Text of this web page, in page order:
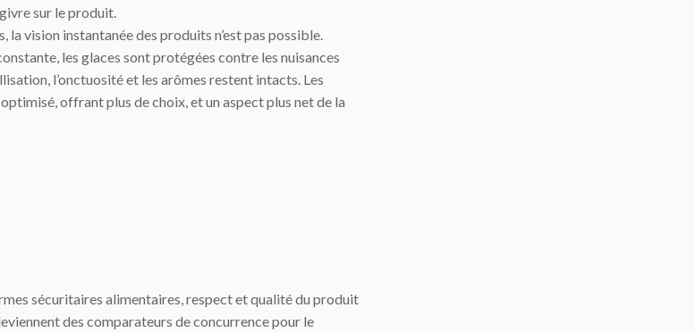
sur le produit.
vision instantanée des produits n’est pas possible.
les glaces sont protégées contre les nuisances
l’onctuosité et les arômes restent intacts. Les
offrant plus de choix, et un aspect plus net de la
sécuritaires alimentaires, respect et qualité du produit
des comparateurs de concurrence pour le